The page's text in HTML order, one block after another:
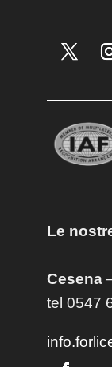
Le
Cesena
tel 0547